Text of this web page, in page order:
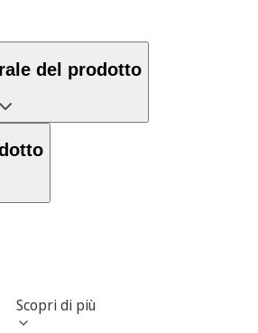
del prodotto
Scopri di più